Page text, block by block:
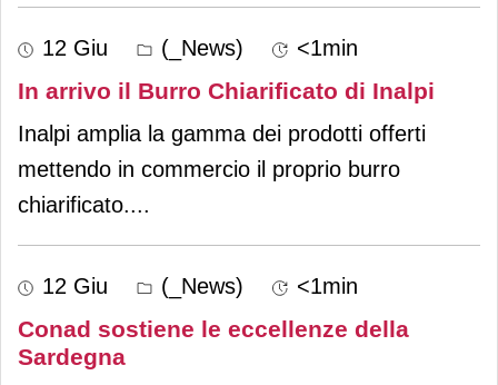
12 Giu (_News) <1min
In arrivo il Burro Chiarificato di Inalpi
Inalpi amplia la gamma dei prodotti offerti
mettendo in commercio il proprio burro
chiarificato....
12 Giu (_News) <1min
Conad sostiene le eccellenze della
Sardegna